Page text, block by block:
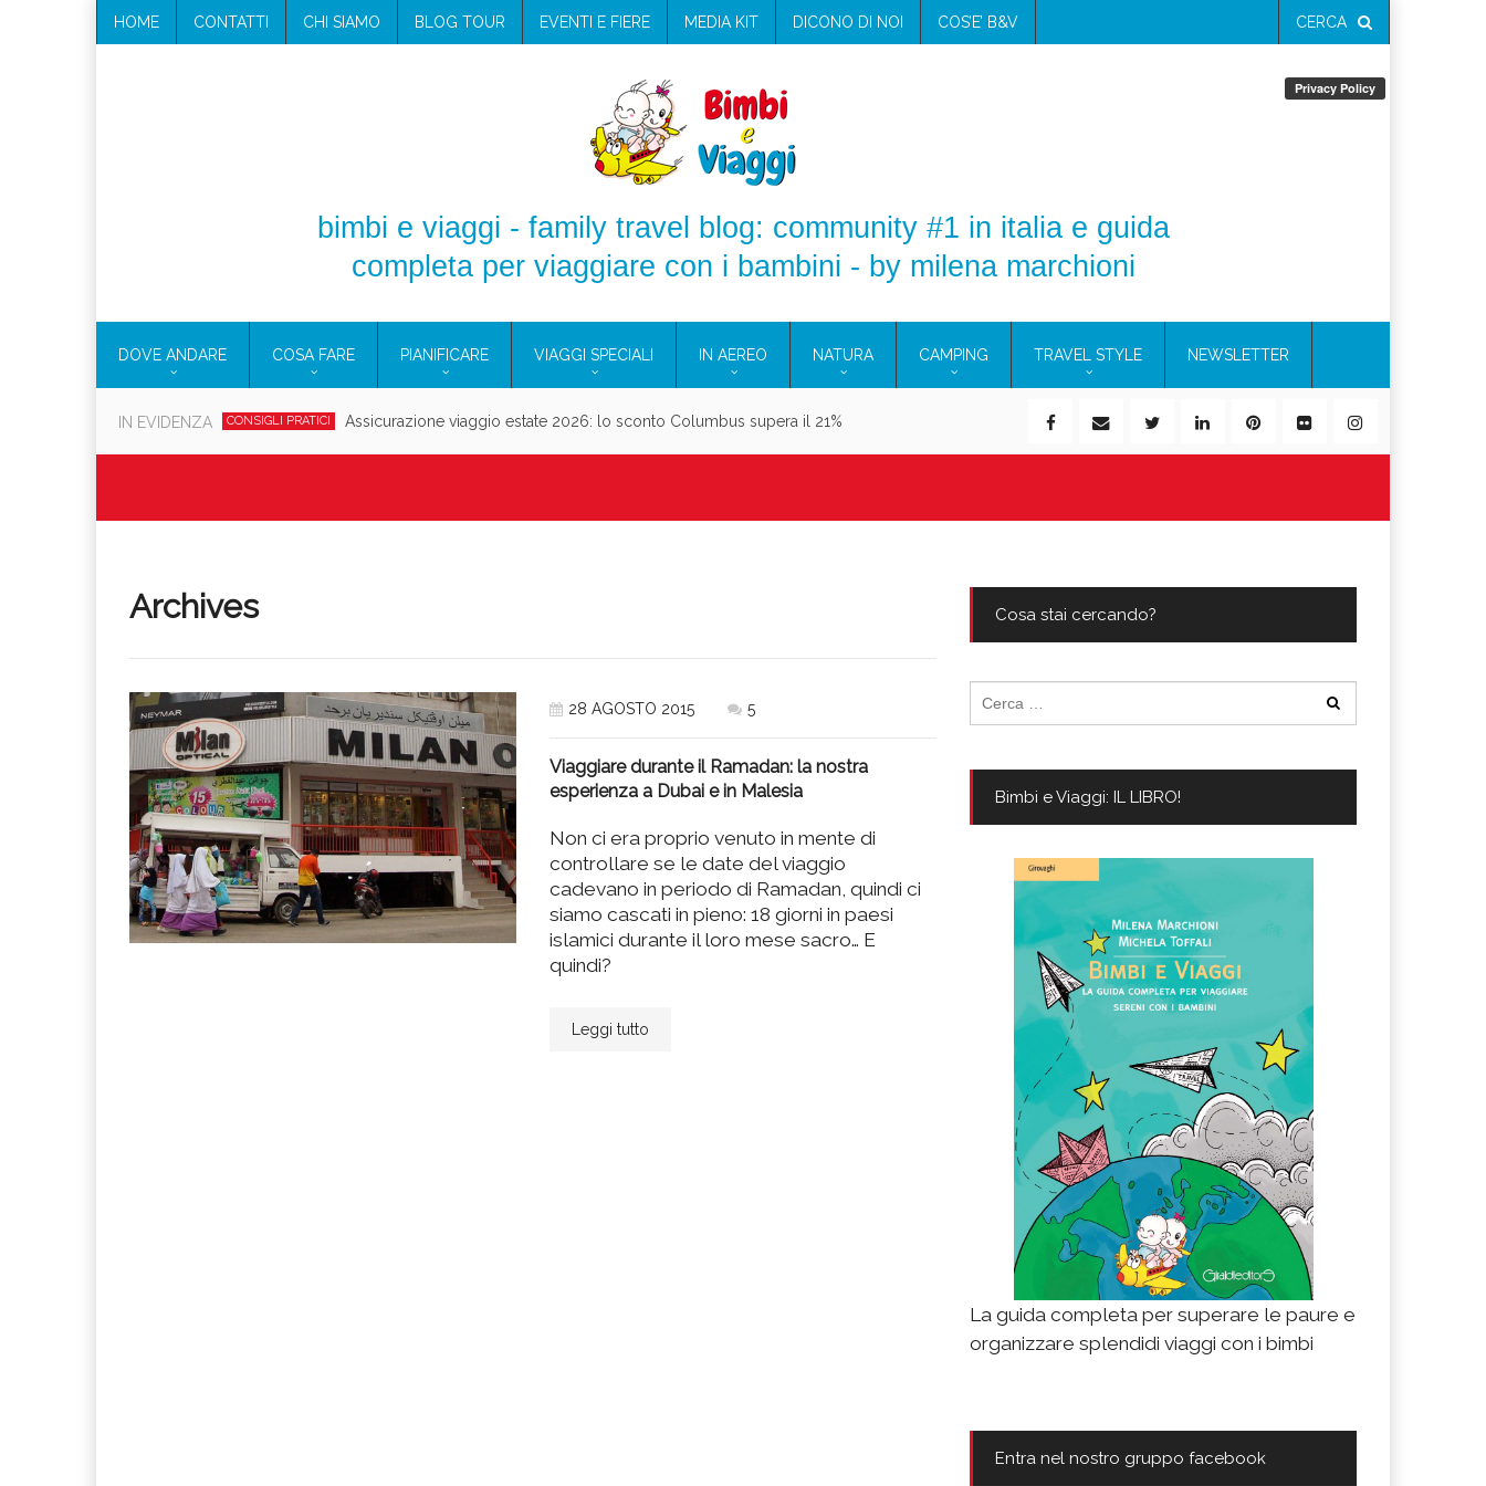
HOME CONTATTI CHI SIAMO BLOG TOUR EVENTI E FIERE MEDIA KIT DICONO DI NOI COS’E’ B&V CERCA
bimbi e viaggi - family travel blog: community #1 in italia e guida
completa per viaggiare con i bambini - by milena marchioni
DOVE ANDARE COSA FARE PIANIFICARE VIAGGI SPECIALI IN AEREO NATURA CAMPING TRAVEL STYLE NEWSLETTER
IN EVIDENZA CONSIGLI PRATICI Assicurazione viaggio estate 2026: lo sconto Columbus supera il 21%
Archives
28 AGOSTO 2015 5
Viaggiare durante il Ramadan: la nostra
esperienza a Dubai e in Malesia
Non ci era proprio venuto in mente di
controllare se le date del viaggio
cadevano in periodo di Ramadan, quindi ci
siamo cascati in pieno: 18 giorni in paesi
islamici durante il loro mese sacro… E
quindi?
Leggi tutto
Cosa stai cercando?
per:
Bimbi e Viaggi: IL LIBRO!
La guida completa per superare le paure e
organizzare splendidi viaggi con i bimbi
Entra nel nostro gruppo facebook